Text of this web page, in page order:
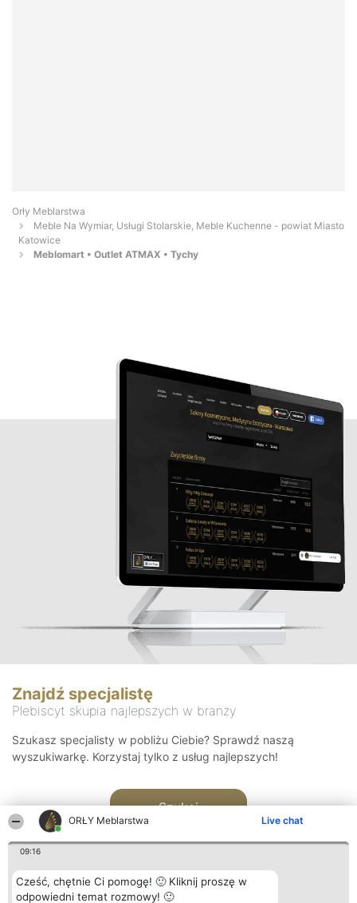
ORŁY Meblarstwa Live chat
09:16
Cześć, chętnie Ci pomogę! 🙂 Kliknij proszę w
odpowiedni temat rozmowy! 🙂
Orły Meblarstwa
Meble Na Wymiar, Usługi Stolarskie, Meble Kuchenne - powiat Miasto
Katowice
Meblomart • Outlet ATMAX • Tychy
Znajdź specjalistę
Plebiscyt skupia najlepszych w branży
Szukasz specjalisty w pobliżu Ciebie? Sprawdź naszą
wyszukiwarkę. Korzystaj tylko z usług najlepszych!
Szukaj